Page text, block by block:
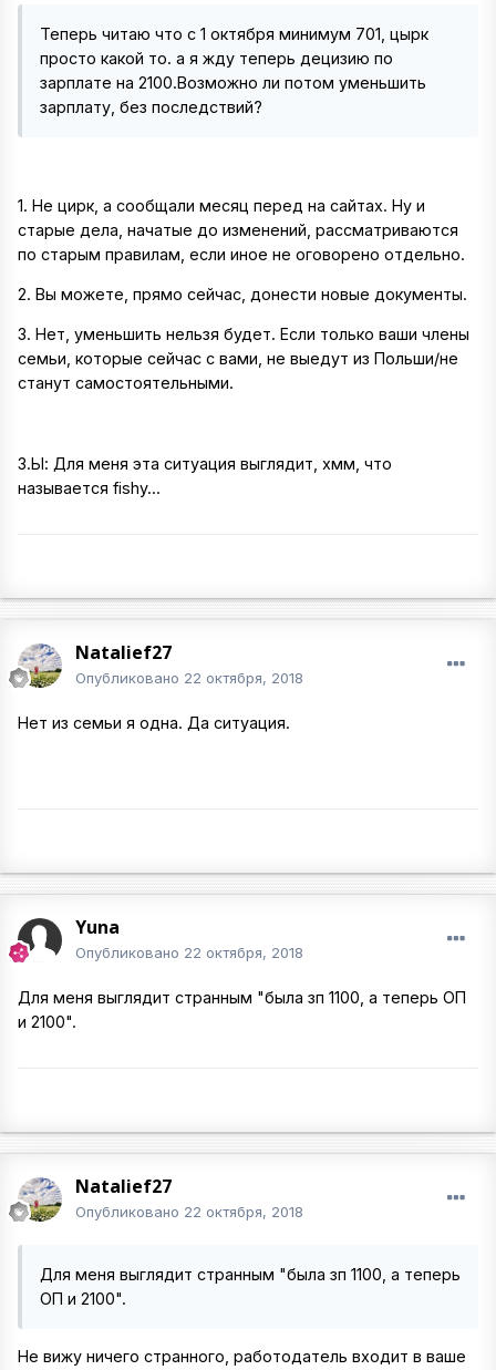
Теперь читаю что с 1 октября минимум 701, цырк
просто какой то. а я жду теперь децизию по
зарплате на 2100.Возможно ли потом уменьшить
зарплату, без последствий?
1. Не цирк, а сообщали месяц перед на сайтах. Ну и
старые дела, начатые до изменений, рассматриваются
по старым правилам, если иное не оговорено отдельно.
2. Вы можете, прямо сейчас, донести новые документы.
3. Нет, уменьшить нельзя будет. Если только ваши члены
семьи, которые сейчас с вами, не выедут из Польши/не
станут самостоятельными.
З.Ы: Для меня эта ситуация выглядит, хмм, что
называется fishy...
Natalief27
Опубликовано 22 октября, 2018
Нет из семьи я одна. Да ситуация.
Yuna
Опубликовано 22 октября, 2018
Для меня выглядит странным "была зп 1100, а теперь ОП
и 2100".
Natalief27
Опубликовано 22 октября, 2018
Для меня выглядит странным "была зп 1100, а теперь
ОП и 2100".
Не вижу ничего странного, работодатель входит в ваше